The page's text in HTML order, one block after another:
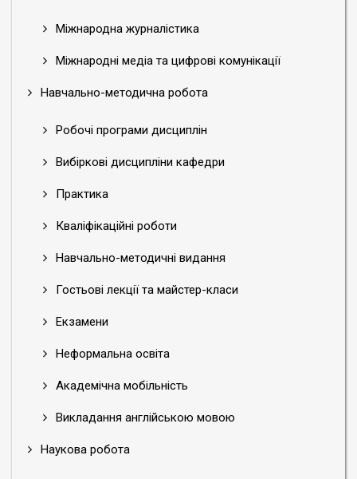
Міжнародна журналістика
Міжнародні медіа та цифрові комунікації
Навчально-методична робота
Робочі програми дисциплін
Вибіркові дисципліни кафедри
Практика
Кваліфікаційні роботи
Навчально-методичні видання
Гостьові лекції та майстер-класи
Екзамени
Неформальна освіта
Академічна мобільність
Викладання англійською мовою
Наукова робота